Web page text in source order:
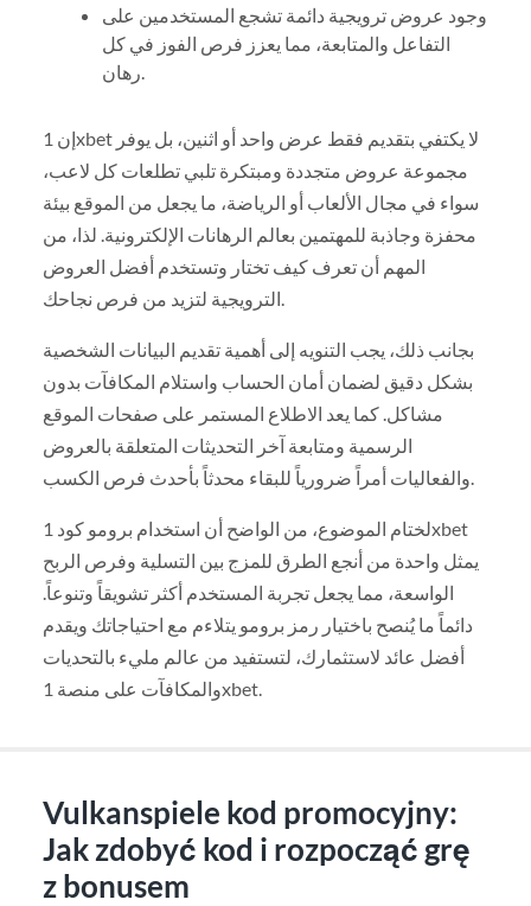
وجود عروض ترويجية دائمة تشجع المستخدمين على
التفاعل والمتابعة، مما يعزز فرص الفوز في كل
إن 1xbet لا يكتفي بتقديم فقط عرض واحد أو اثنين، بل يوفر
مجموعة عروض متجددة ومبتكرة تلبي تطلعات كل لاعب،
سواء في مجال الألعاب أو الرياضة، ما يجعل من الموقع بيئة
محفزة وجاذبة للمهتمين بعالم الرهانات الإلكترونية. لذا، من
المهم أن تعرف كيف تختار وتستخدم أفضل العروض
بجانب ذلك، يجب التنويه إلى أهمية تقديم البيانات الشخصية
بشكل دقيق لضمان أمان الحساب واستلام المكافآت بدون
مشاكل. كما يعد الاطلاع المستمر على صفحات الموقع
الرسمية ومتابعة آخر التحديثات المتعلقة بالعروض
لختام الموضوع، من الواضح أن استخدام برومو كود 1xbet
يمثل واحدة من أنجع الطرق للمزج بين التسلية وفرص الربح
الواسعة، مما يجعل تجربة المستخدم أكثر تشويقاً وتنوعاً.
دائماً ما يُنصح باختيار رمز برومو يتلاءم مع احتياجاتك ويقدم
أفضل عائد لاستثمارك، لتستفيد من عالم مليء بالتحديات
والمكافآت على منصة 1xbet.
Vulkanspiele kod promocyjny:
Jak zdobyć kod i rozpocząć grę
z bonusem